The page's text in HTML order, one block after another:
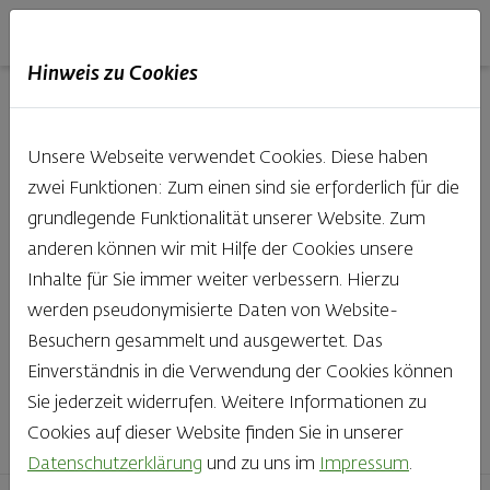
Backstube entdecken
Was gibt es Schöneres, als bei Brot & Gebäck die Qual
der Wahl zu haben? Noch dazu, wenn so großer Wert
auf den kleinen, feinen Unterschied gelegt wird, wie bei
Haubis. Beste Zutaten und Handwerk, das seinen
Namen auch verdient – das schmeckt man einfach!
Finden Sie Ihr Lieblingsprodukt
Hinweis zu Cookies
Unsere Webseite verwendet Cookies. Diese haben
zwei Funktionen: Zum einen sind sie erforderlich für die
grundlegende Funktionalität unserer Website. Zum
anderen können wir mit Hilfe der Cookies unsere
Inhalte für Sie immer weiter verbessern. Hierzu
werden pseudonymisierte Daten von Website-
Besuchern gesammelt und ausgewertet. Das
Einverständnis in die Verwendung der Cookies können
Sie jederzeit widerrufen. Weitere Informationen zu
Cookies auf dieser Website finden Sie in unserer
Datenschutzerklärung und zu uns im Impressum.